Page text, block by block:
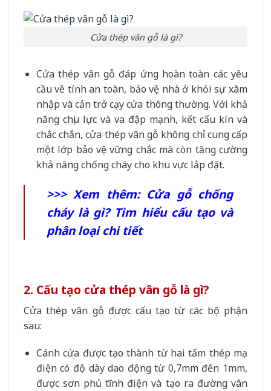
Cửa thép vân gỗ là gì?
Cửa thép vân gỗ đáp ứng hoàn toàn các yêu
cầu về tính an toàn, bảo vệ nhà ở khỏi sự xâm
nhập và cản trở cạy cửa thông thường. Với khả
năng chịu lực và va đập mạnh, kết cấu kín và
chắc chắn, cửa thép vân gỗ không chỉ cung cấp
một lớp bảo vệ vững chắc mà còn tăng cường
khả năng chống cháy cho khu vực lắp đặt.
>>> Xem thêm: Cửa gỗ chống
cháy là gì? Tìm hiểu cấu tạo và
phân loại chi tiết
2. Cấu tạo cửa thép vân gỗ là gì?
Cửa thép vân gỗ được cấu tạo từ các bộ phận
sau:
Cánh cửa được tạo thành từ hai tấm thép mạ
điện có độ dày dao động từ 0,7mm đến 1mm,
được sơn phủ tĩnh điện và tạo ra đường vân